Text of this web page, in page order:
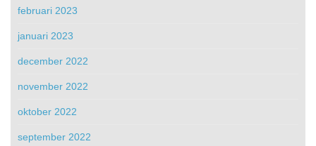
februari 2023
januari 2023
december 2022
november 2022
oktober 2022
september 2022